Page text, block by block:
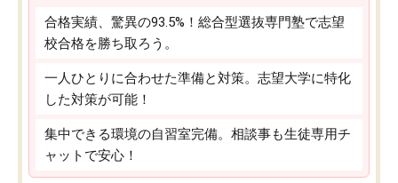
合格実績、驚異の93.5%！総合型選抜専門塾で志望
校合格を勝ち取ろう。
一人ひとりに合わせた準備と対策。志望大学に特化
した対策が可能！
集中できる環境の自習室完備。相談事も生徒専用チ
ャットで安心！